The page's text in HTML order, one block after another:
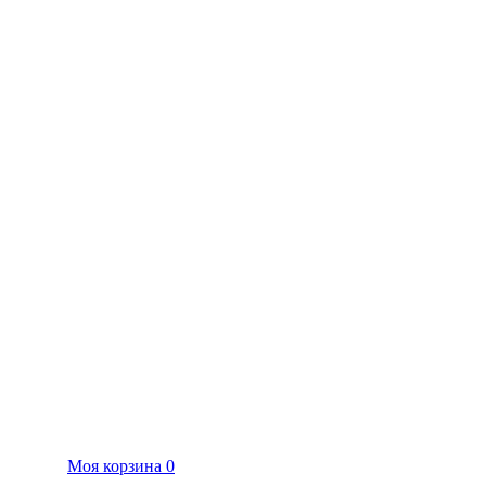
Моя корзина 0